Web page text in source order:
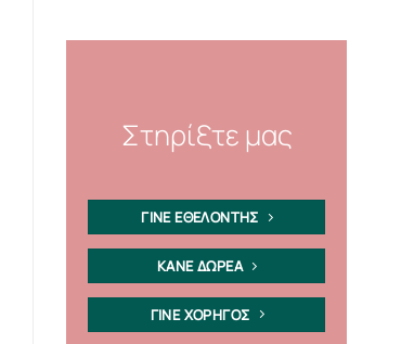
Στηρίξτε μας
ΓΙΝΕ ΕΘΕΛΟΝΤΗΣ
ΚΑΝΕ ΔΩΡΕΑ
ΓΙΝΕ ΧΟΡΗΓΟΣ